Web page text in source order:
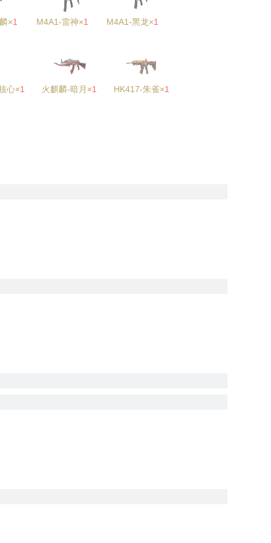
×1 M4A1-雷神×1 M4A1-黑龙×1
心×1 火麒麟-暗月×1 HK417-朱雀×1